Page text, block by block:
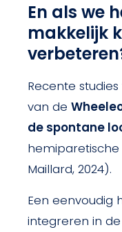
En als we
makkelijk
Recente
van de
de spontane
Maillard, 2024).
Een eenvoudig
integreren in